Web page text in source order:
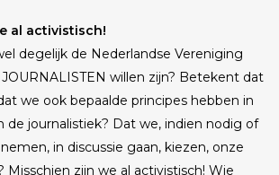
al activistisch!
degelijk de Nederlandse Vereniging
willen zijn? Betekent dat
we ook bepaalde principes hebben in
de journalistiek? Dat we, indien nodig of
in discussie gaan, kiezen, onze
Misschien zijn we al activistisch! Wie